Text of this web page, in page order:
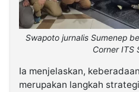
Swapoto jurnalis Sumenep
Corner ITS
Ia menjelaskan,
merupakan langkah